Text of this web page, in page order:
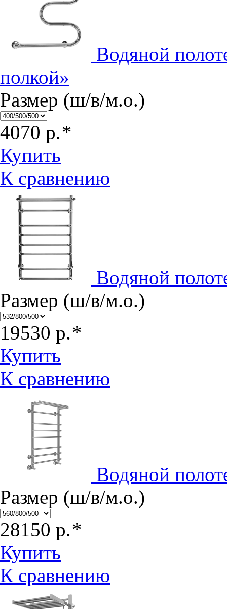
Водяной
полкой»
Размер (ш/в/м.о.)
4070 р.*
Купить
К сравнению
Водяной
Размер (ш/в/м.о.)
19530 р.*
Купить
К сравнению
Водяной
Размер (ш/в/м.о.)
28150 р.*
Купить
К сравнению